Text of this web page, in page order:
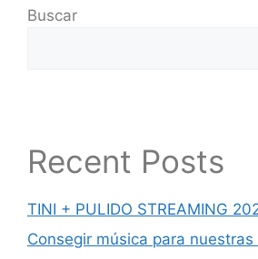
Buscar
Recent Posts
TINI + PULIDO STREAMING
Consegir música para nuestras